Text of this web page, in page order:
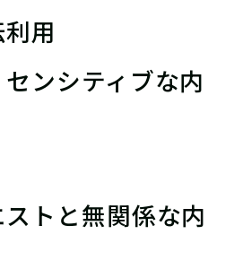
用
ンシティブな内
トと無関係な内